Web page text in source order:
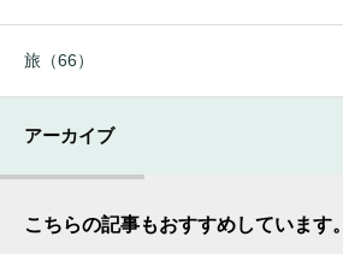
旅（66）
アーカイブ
こちらの記事もおすすめしています。